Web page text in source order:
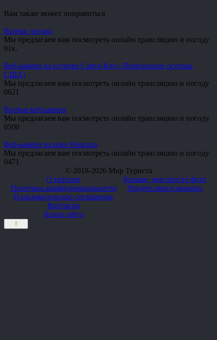
Вам также может понравиться
Волчье логово
Мы предлагаем вам посмотреть онлайн трансляцию и погоду
01к.
Веб-камера на острове Санта-Крус (Виргинские острова,
США)
Мы предлагаем вам посмотреть онлайн трансляцию и погоду
0621
Волчья веб-камера
Мы предлагаем вам посмотреть онлайн трансляцию и погоду
0500
Веб-камера на реке Ниагара
Мы предлагаем вам посмотреть онлайн трансляцию и погоду
0471
© 2018-2026 Мир Туриста
О портале
Политика конфиденциальности
Пользовательское соглашение
Контакты
Карта сайта
Больше, чем просто фото
Увидеть мир и выжить